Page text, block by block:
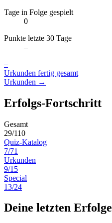
Tage in Folge gespielt
0
Punkte letzte 30 Tage
–
–
Urkunden fertig gesamt
Urkunden →
Erfolgs-Fortschritt
Gesamt
29/110
Quiz-Katalog
7/71
Urkunden
9/15
Special
13/24
Deine letzten Erfolge